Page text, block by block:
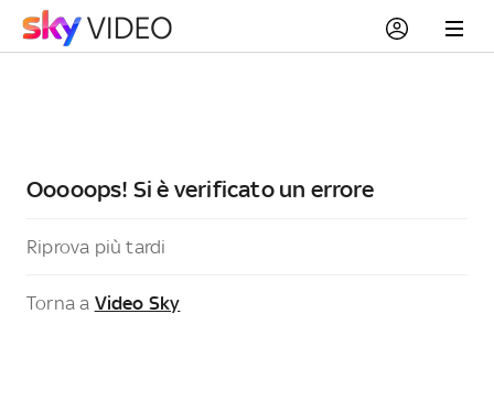
Ooooops! Si è verificato un errore
Riprova più tardi
Torna a Video Sky